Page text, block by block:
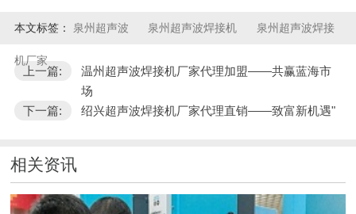
本文标签： 泉州超声波 泉州超声波焊接机 泉州超声波焊接
机厂家
上一篇:
温州超声波焊接机厂家代理加盟——共赢蓝海市
场
下一篇:
绍兴超声波焊接机厂家代理直销——致富新机遇"
相关资讯